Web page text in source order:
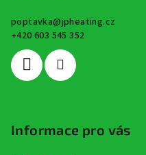
poptavka@jpheating.cz
+420 603 545 352
Informace pro vás